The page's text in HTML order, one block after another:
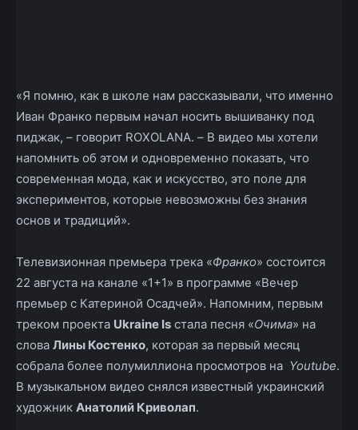
«Я помню, как в школе нам рассказывали, что именно
Иван Франко первым начал носить вышиванку под
пиджак, – говорит ROXOLANA. – В видео мы хотели
напомнить об этом и одновременно показать, что
современная мода, как и искусство, это поле для
экспериментов, которые невозможны без знания
основ и традиций».
Телевизионная премьера трека «Франко» состоится
22 августа на канале «1+1» в программе «Вечер
премьер с Катериной Осадчей». Напомним, первым
треком проекта Ukraine Is стала песня «Очима» на
слова Лины Костенко, которая за первый месяц
собрала более полумиллиона просмотров на Youtube.
В музыкальном видео снялся известный украинский
художник Анатолий Криволап.